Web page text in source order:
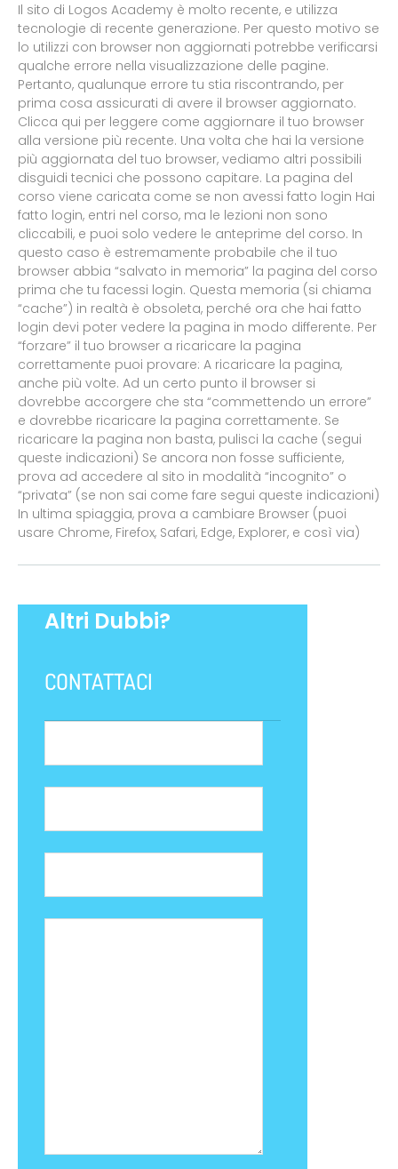
Il sito di Logos Academy è molto recente, e utilizza
tecnologie di recente generazione. Per questo motivo se
lo utilizzi con browser non aggiornati potrebbe verificarsi
qualche errore nella visualizzazione delle pagine.
Pertanto, qualunque errore tu stia riscontrando, per
prima cosa assicurati di avere il browser aggiornato.
Clicca qui per leggere come aggiornare il tuo browser
alla versione più recente. Una volta che hai la versione
più aggiornata del tuo browser, vediamo altri possibili
disguidi tecnici che possono capitare. La pagina del
corso viene caricata come se non avessi fatto login Hai
fatto login, entri nel corso, ma le lezioni non sono
cliccabili, e puoi solo vedere le anteprime del corso. In
questo caso è estremamente probabile che il tuo
browser abbia “salvato in memoria” la pagina del corso
prima che tu facessi login. Questa memoria (si chiama
“cache”) in realtà è obsoleta, perché ora che hai fatto
login devi poter vedere la pagina in modo differente. Per
“forzare” il tuo browser a ricaricare la pagina
correttamente puoi provare: A ricaricare la pagina,
anche più volte. Ad un certo punto il browser si
dovrebbe accorgere che sta “commettendo un errore”
e dovrebbe ricaricare la pagina correttamente. Se
ricaricare la pagina non basta, pulisci la cache (segui
queste indicazioni) Se ancora non fosse sufficiente,
prova ad accedere al sito in modalità “incognito” o
“privata” (se non sai come fare segui queste indicazioni)
In ultima spiaggia, prova a cambiare Browser (puoi
usare Chrome, Firefox, Safari, Edge, Explorer, e così via)
Altri Dubbi?
CONTATTACI